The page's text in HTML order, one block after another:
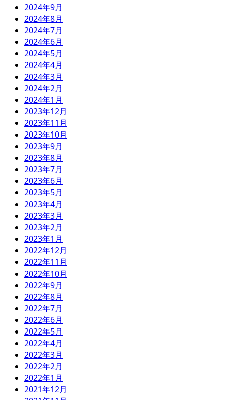
2024年9月
2024年8月
2024年7月
2024年6月
2024年5月
2024年4月
2024年3月
2024年2月
2024年1月
2023年12月
2023年11月
2023年10月
2023年9月
2023年8月
2023年7月
2023年6月
2023年5月
2023年4月
2023年3月
2023年2月
2023年1月
2022年12月
2022年11月
2022年10月
2022年9月
2022年8月
2022年7月
2022年6月
2022年5月
2022年4月
2022年3月
2022年2月
2022年1月
2021年12月